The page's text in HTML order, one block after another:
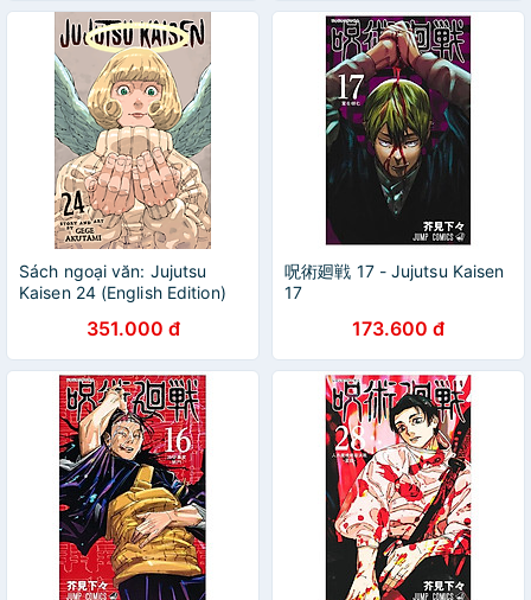
Sách ngoại văn: Jujutsu
Kaisen 24 (English Edition)
351.000 đ
呪術廻戦 17 - Jujutsu Kaisen
17
173.600 đ